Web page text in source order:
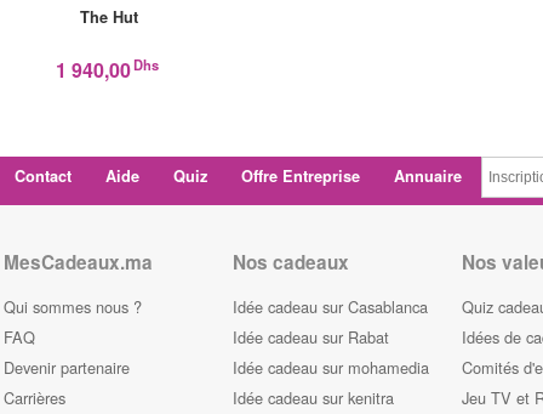
The Hut
1 940,00Dhs
Contact Aide Quiz Offre Entreprise Annuaire
MesCadeaux.ma
Qui sommes nous ?
FAQ
Devenir partenaire
Carrières
Nos cadeaux
Idée cadeau sur Casablanca
Idée cadeau sur Rabat
Idée cadeau sur mohamedia
Idée cadeau sur kenitra
Nos
Quiz
Idées de
Comités
Jeu TV et